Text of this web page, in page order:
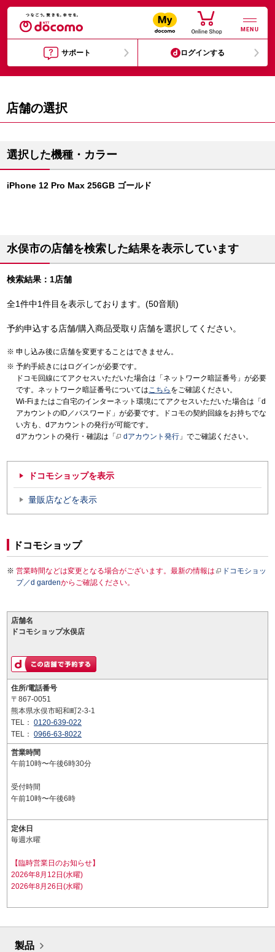
MENU
サポート ログインする
店舗の選択
選択した機種・カラー
iPhone 12 Pro Max 256GB ゴールド
水俣市の店舗を検索した結果を表示しています
検索結果：1店舗
全1件中1件目を表示しております。(50音順)
予約申込する店舗/購入商品受取り店舗を選択してください。
申し込み後に店舗を変更することはできません。
予約手続きにはログインが必要です。
ドコモ回線にてアクセスいただいた場合は「ネットワーク暗証番号」が必要
です。ネットワーク暗証番号についてはこちら をご確認ください。
Wi-Fiまたはご自宅のインターネット環境にてアクセスいただいた場合は「d
アカウントのID／パスワード」が必要です。ドコモの契約回線をお持ちでな
い方も、dアカウントの発行が可能です。
dアカウントの発行・確認は「
dアカウント発行 」でご確認ください。
ドコモショップを表示
量販店などを表示
ドコモショップ
営業時間などは変更となる場合がございます。最新の情報は
ドコモショッ
プ／d gardenからご確認ください。
店舗名
ドコモショップ水俣店
住所/電話番号
〒867-0051
熊本県水俣市昭和町2-3-1
TEL： 0120-639-022
TEL： 0966-63-8022
営業時間
午前10時〜午後6時30分
受付時間
午前10時〜午後6時
定休日
毎週水曜
【臨時営業日のお知らせ】
2026年8月12日(水曜)
2026年8月26日(水曜)
製品